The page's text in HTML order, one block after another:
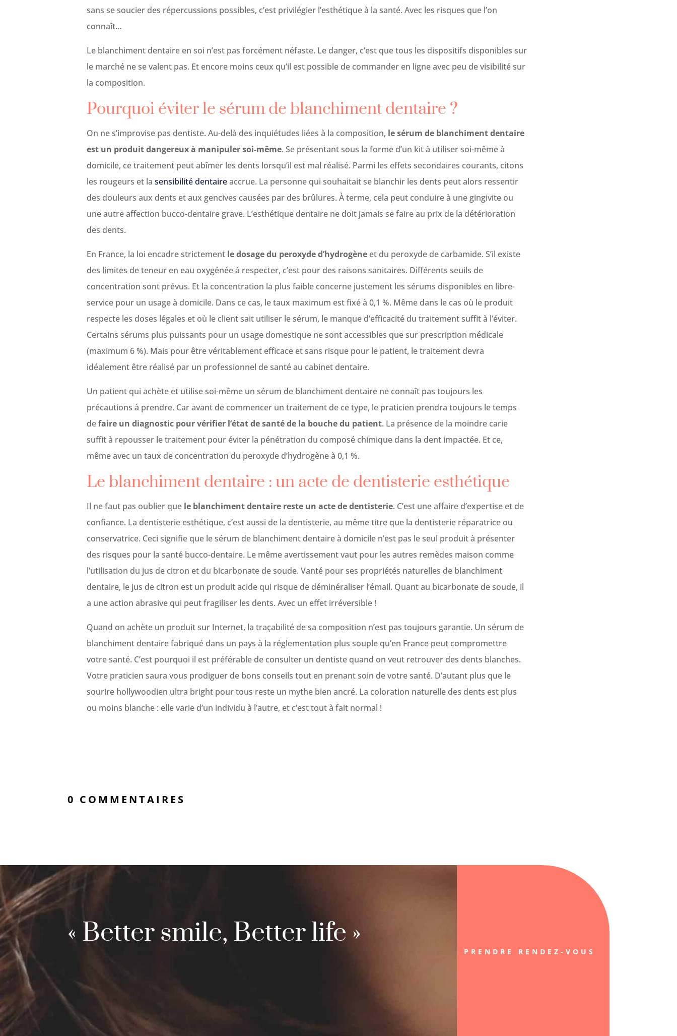
sans se soucier des répercussions possibles, c’est privilégier l’esthétique à la santé. Avec les risques que l’on
connaît…
Le blanchiment dentaire en soi n’est pas forcément néfaste. Le danger, c’est que tous les dispositifs disponibles sur
le marché ne se valent pas. Et encore moins ceux qu’il est possible de commander en ligne avec peu de visibilité sur
la composition.
Pourquoi éviter le sérum de blanchiment dentaire ?
On ne s’improvise pas dentiste. Au-delà des inquiétudes liées à la composition, le sérum de blanchiment dentaire
est un produit dangereux à manipuler soi-même. Se présentant sous la forme d’un kit à utiliser soi-même à
domicile, ce traitement peut abîmer les dents lorsqu’il est mal réalisé. Parmi les effets secondaires courants, citons
les rougeurs et la sensibilité dentaireaccrue. La personne qui souhaitait se blanchir les dents peut alors ressentir
des douleurs aux dents et aux gencives causées par des brûlures. À terme, cela peut conduire à une gingivite ou
une autre affection bucco-dentaire grave. L’esthétique dentaire ne doit jamais se faire au prix de la détérioration
des dents.
En France, la loi encadre strictement le dosage du peroxyde d’hydrogèneet du peroxyde de carbamide. S’il existe
des limites de teneur en eau oxygénée à respecter, c’est pour des raisons sanitaires. Différents seuils de
concentration sont prévus. Et la concentration la plus faible concerne justement les sérums disponibles en libre-
service pour un usage à domicile. Dans ce cas, le taux maximum est fixé à 0,1 %. Même dans le cas où le produit
respecte les doses légales et où le client sait utiliser le sérum, le manque d’efficacité du traitement suffit à l’éviter.
Certains sérums plus puissants pour un usage domestique ne sont accessibles que sur prescription médicale
(maximum 6 %). Mais pour être véritablement efficace et sans risque pour le patient, le traitement devra
idéalement être réalisé par un professionnel de santé au cabinet dentaire.
Un patient qui achète et utilise soi-même un sérum de blanchiment dentaire ne connaît pas toujours les
précautions à prendre. Car avant de commencer un traitement de ce type, le praticien prendra toujours le temps
defaire un diagnostic pour vérifier l’état de santé de la bouche du patient. La présence de la moindre carie
suffit à repousser le traitement pour éviter la pénétration du composé chimique dans la dent impactée. Et ce,
même avec un taux de concentration du peroxyde d’hydrogène à 0,1 %.
Le blanchiment dentaire : un acte de dentisterie esthétique
Il ne faut pas oublier que le blanchiment dentaire reste un acte de dentisterie. C’est une affaire d’expertise et de
confiance. La dentisterie esthétique, c’est aussi de la dentisterie, au même titre que la dentisterie réparatrice ou
conservatrice. Ceci signifie que le sérum de blanchiment dentaire à domicile n’est pas le seul produit à présenter
des risques pour la santé bucco-dentaire. Le même avertissement vaut pour les autres remèdes maison comme
l’utilisation du jus de citron et du bicarbonate de soude. Vanté pour ses propriétés naturelles de blanchiment
dentaire, le jus de citron est un produit acide qui risque de déminéraliser l’émail. Quant au bicarbonate de soude, il
a une action abrasive qui peut fragiliser les dents. Avec un effet irréversible !
Quand on achète un produit sur Internet, la traçabilité de sa composition n’est pas toujours garantie. Un sérum de
blanchiment dentaire fabriqué dans un pays à la réglementation plus souple qu’en France peut compromettre
votre santé. C’est pourquoi il est préférable de consulter un dentiste quand on veut retrouver des dents blanches.
Votre praticien saura vous prodiguer de bons conseils tout en prenant soin de votre santé. D’autant plus que le
sourire hollywoodien ultra bright pour tous reste un mythe bien ancré. La coloration naturelle des dents est plus
ou moins blanche : elle varie d’un individu à l’autre, et c’est tout à fait normal !
0 COMMENTAIRES
« Better smile, Better life »
PRENDRE RENDEZ-VOUS